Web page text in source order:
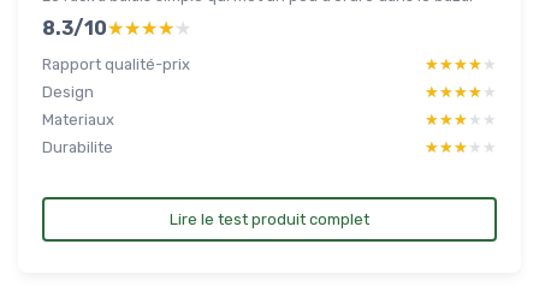
8.3/10★★★★★
★★★★★
Rapport qualité-prix ★★★★★
★★★★★
Design
★★★★★
★★★★★
Materiaux
★★★★★
★★★★★
Durabilite
★★★★★
★★★★★
Lire le test produit complet